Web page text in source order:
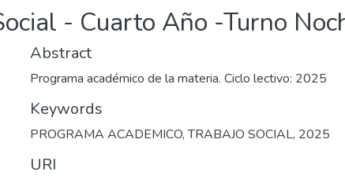
- Cuarto Año -Turno
Abstract
Programa académico de la materia. Ciclo lectivo: 2025
Keywords
PROGRAMA ACADEMICO,TRABAJO SOCIAL, 2025
URI